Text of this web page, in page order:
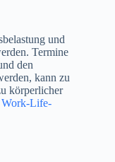
und
Termine
den
kann zu
körperlicher
Work-Life-